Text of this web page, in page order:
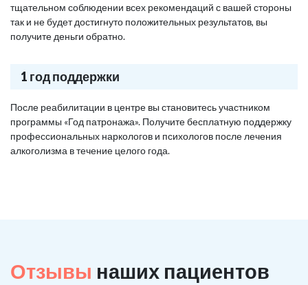
тщательном соблюдении всех рекомендаций с вашей стороны
так и не будет достигнуто положительных результатов, вы
получите деньги обратно.
1 год поддержки
После реабилитации в центре вы становитесь участником
программы «Год патронажа». Получите бесплатную поддержку
профессиональных наркологов и психологов после лечения
алкоголизма в течение целого года.
Отзывы наших пациентов